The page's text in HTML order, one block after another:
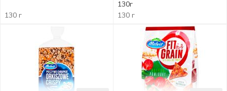
130 г
130г
130 г